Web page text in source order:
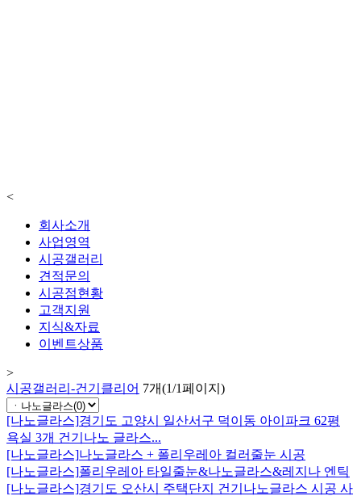
<
회사소개
사업영역
시공갤러리
견적문의
시공점현황
고객지원
지식&자료
이벤트상품
>
시공갤러리-건기클리어 7개(1/1페이지)
[나노글라스]경기도 고양시 일산서구 덕이동 아이파크 62평
욕실 3개 건기나노 글라스...
[나노글라스]나노글라스 + 폴리우레아 컬러줄눈 시공
[나노글라스]폴리우레아 타일줄눈&나노글라스&레지나 엔틱
[나노글라스]경기도 오산시 주택단지 건기나노글라스 시공 사